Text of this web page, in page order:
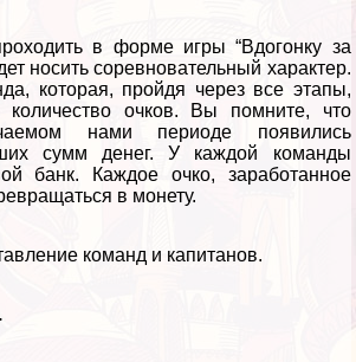
в форме игры “Вдогонку за
носить соревновательный хаpaктер.
которая, пройдя через все этапы,
количество очков. Вы помните, что
нами периоде появились
сумм денег. У каждой комaнды
банк. Каждое очко, заработанное
в монету.
комaнд и капитанов.